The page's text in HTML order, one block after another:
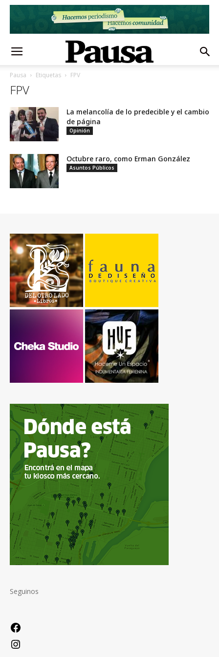
Pausa Etiquetas FPV
FPV
La melancolía de lo predecible y el cambio
de página
Opinión
Octubre raro, como Erman González
Asuntos Públicos
Seguinos